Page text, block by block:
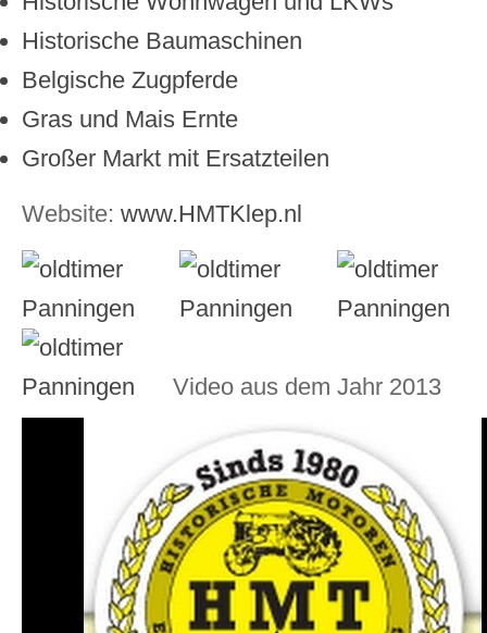
Historische Baumaschinen
Belgische Zugpferde
Gras und Mais Ernte
Großer Markt mit Ersatzteilen
Website: www.HMTKlep.nl
Video aus dem Jahr 2013